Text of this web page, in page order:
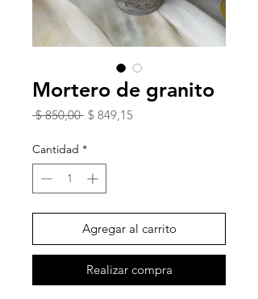
Mortero de granito
$ 850,00 Precio
$ 849,15
Cantidad *
Agregar al carrito
Realizar compra